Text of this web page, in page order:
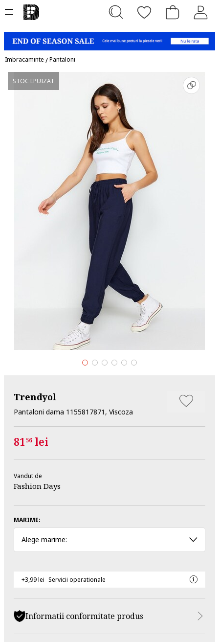
Imbracaminte /Pantaloni
STOC EPUIZAT
Trendyol
Pantaloni dama 1155817871, Viscoza
8156 lei
Vandut de
Fashion Days
MARIME:
Alege marime:
+3,99 lei Servicii operationale
Informatii conformitate produs